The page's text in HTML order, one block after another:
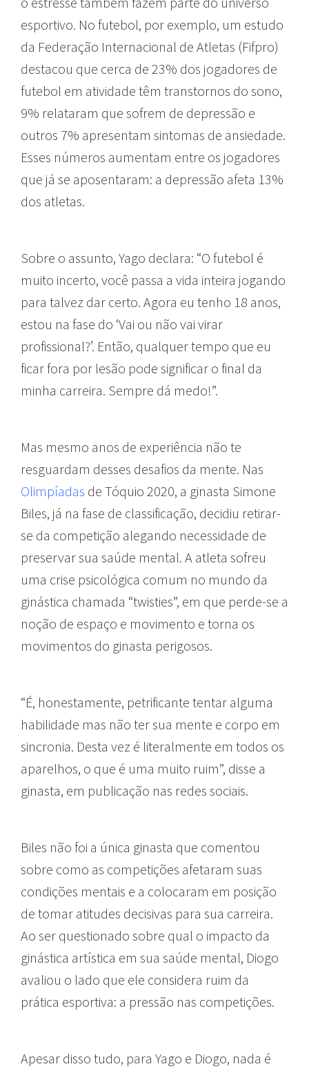
esportivo. No futebol, por exemplo, um estudo
da Federação Internacional de Atletas (Fifpro)
destacou que cerca de 23% dos jogadores de
futebol em atividade têm transtornos do sono,
9% relataram que sofrem de depressão e
outros 7% apresentam sintomas de ansiedade.
Esses números aumentam entre os jogadores
que já se aposentaram: a depressão afeta 13%
dos atletas.
Sobre o assunto, Yago declara: “O futebol é
muito incerto, você passa a vida inteira jogando
para talvez dar certo. Agora eu tenho 18 anos,
estou na fase do ‘Vai ou não vai virar
profissional?’. Então, qualquer tempo que eu
ficar fora por lesão pode significar o final da
minha carreira. Sempre dá medo!”.
Mas mesmo anos de experiência não te
resguardam desses desafios da mente. Nas
Olimpíadas de Tóquio 2020, a ginasta Simone
Biles, já na fase de classificação, decidiu retirar-
se da competição alegando necessidade de
preservar sua saúde mental. A atleta sofreu
uma crise psicológica comum no mundo da
ginástica chamada “twisties”, em que perde-se a
noção de espaço e movimento e torna os
movimentos do ginasta perigosos.
“É, honestamente, petrificante tentar alguma
habilidade mas não ter sua mente e corpo em
sincronia. Desta vez é literalmente em todos os
aparelhos, o que é uma muito ruim”, disse a
ginasta, em publicação nas redes sociais.
Biles não foi a única ginasta que comentou
sobre como as competições afetaram suas
condições mentais e a colocaram em posição
de tomar atitudes decisivas para sua carreira.
Ao ser questionado sobre qual o impacto da
ginástica artística em sua saúde mental, Diogo
avaliou o lado que ele considera ruim da
prática esportiva: a pressão nas competições.
Apesar disso tudo, para Yago e Diogo, nada é